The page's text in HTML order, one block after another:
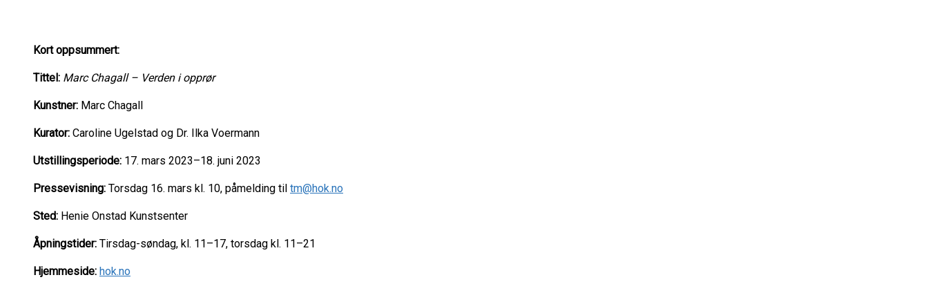
Kort oppsummert:
Tittel: Marc Chagall – Verden i opprør
Kunstner: Marc Chagall
Kurator: Caroline Ugelstad og Dr. Ilka Voermann
Utstillingsperiode: 17. mars 2023–18. juni 2023
Pressevisning: Torsdag 16. mars kl. 10, påmelding til tm@hok.no
Sted: Henie Onstad Kunstsenter
Åpningstider: Tirsdag-søndag, kl. 11–17, torsdag kl. 11–21
Hjemmeside: hok.no